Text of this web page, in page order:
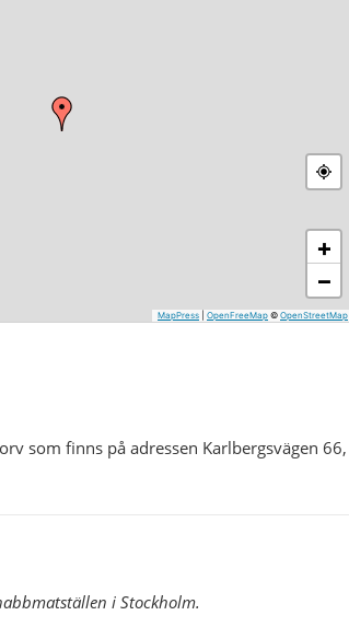
+
−
MapPress OpenFreeMap © OpenStreetMap
som finns på adressen Karlbergsvägen 66,
i Stockholm.